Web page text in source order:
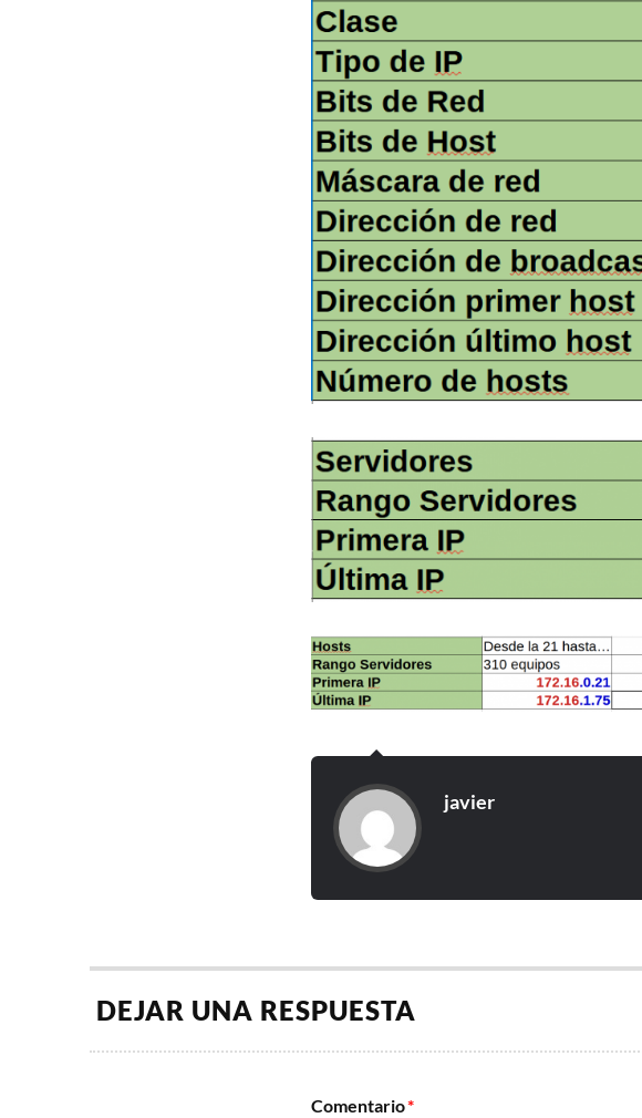
javier
DEJAR UNA RESPUESTA
Comentario*